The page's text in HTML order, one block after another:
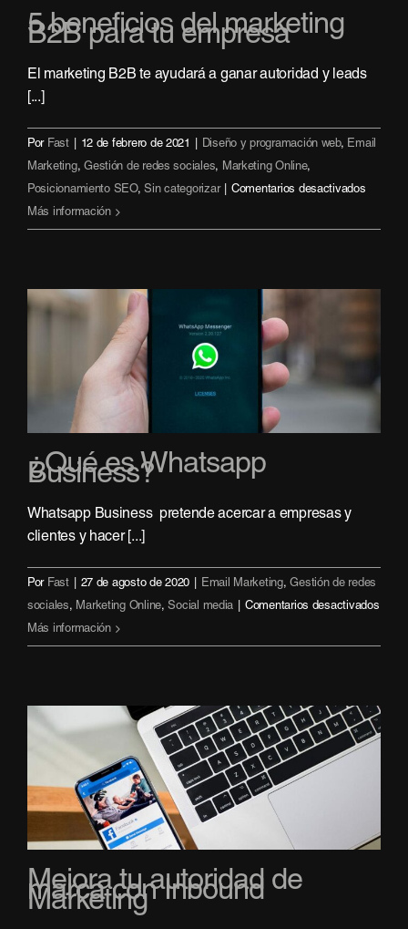
5 beneficios del marketing
B2B para tu empresa
El marketing B2B te ayudará a ganar autoridad y leads
[...]
Por Fast 12 de febrero de 2021 Diseño y programación web, Email
Marketing,Gestión de redes sociales, Marketing Online,
Posicionamiento SEO,Sin categorizar Comentarios desactivadosen
Más información
¿Qué es Whatsapp
Business?
Whatsapp Business pretende acercar a empresas y
clientes y hacer [...]
Por Fast 27 de agosto de 2020 Email Marketing,Gestión de redes
sociales, Marketing Online,Social media Comentarios desactivadosen
Más información
Mejora tu autoridad de
marca con Inbound
Marketing